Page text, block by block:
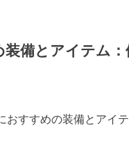
装備とアイテム
おすすめの装備とアイ